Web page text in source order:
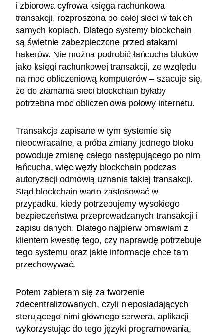
i zbiorowa cyfrowa księga rachunkowa
transakcji, rozproszona po całej sieci w takich
samych kopiach. Dlatego systemy blockchain
są świetnie zabezpieczone przed atakami
hakerów. Nie można podrobić łańcucha bloków
jako księgi rachunkowej transakcji, ze względu
na moc obliczeniową komputerów – szacuje się,
że do złamania sieci blockchain byłaby
potrzebna moc obliczeniowa połowy internetu.
Transakcje zapisane w tym systemie się
nieodwracalne, a próba zmiany jednego bloku
powoduje zmianę całego następującego po nim
łańcucha, więc węzły blockchain podczas
autoryzacji odmówią uznania takiej transakcji.
Stąd blockchain warto zastosować w
przypadku, kiedy potrzebujemy wysokiego
bezpieczeństwa przeprowadzanych transakcji i
zapisu danych. Dlatego najpierw omawiam z
klientem kwestię tego, czy naprawdę potrzebuje
tego systemu oraz jakie informacje chce tam
przechowywać.
Potem zabieram się za tworzenie
zdecentralizowanych, czyli nieposiadających
sterującego nimi głównego serwera, aplikacji
wykorzystując do tego języki programowania,